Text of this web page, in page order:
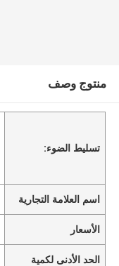
منتوج وصف
تسليط الضوء:
اسم العلامة التجارية
الأسعار
الحد الأدنى لكمية